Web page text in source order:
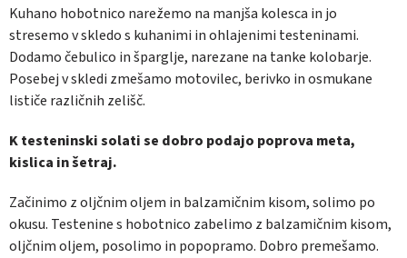
Kuhano hobotnico narežemo na manjša kolesca in jo
stresemo v skledo s kuhanimi in ohlajenimi testeninami.
Dodamo čebulico in šparglje, narezane na tanke kolobarje.
Posebej v skledi zmešamo motovilec, berivko in osmukane
lističe različnih zelišč.
K testeninski solati se dobro podajo poprova meta,
kislica in šetraj.
Začinimo z oljčnim oljem in balzamičnim kisom, solimo po
okusu. Testenine s hobotnico zabelimo z balzamičnim kisom,
oljčnim oljem, posolimo in popopramo. Dobro premešamo.